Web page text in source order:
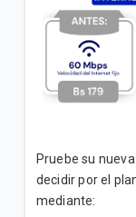
Inicial sin
VER MÁS
Pruebe su
decidir por el
mediante: